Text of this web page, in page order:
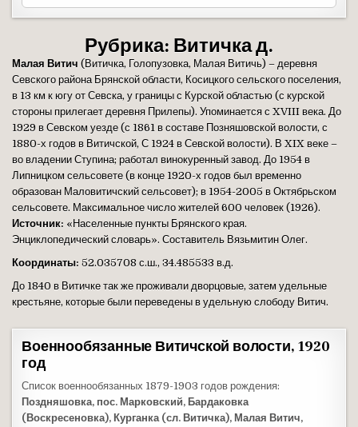
Рубрика: Витичка д.
Малая Витич (Витичка, Голопузовка, Малая Витичь) – деревня
Севского района Брянской области, Косицкого сельского поселения,
в 13 км к югу от Севска, у границы с Курской областью (с курской
стороны прилегает деревня Прилепы). Упоминается с XVIII века. До
1929 в Севском уезде (с 1861 в составе Позняшовской волости, с
1880-х годов в Витичской, С 1924 в Севской волости). В XIX веке –
во владении Ступина; работал винокуренный завод. До 1954 в
Липницком сельсовете (в конце 1920-х годов был временно
образован Маловитичский сельсовет); в 1954-2005 в Октябрьском
сельсовете. Максимальное число жителей 600 человек (1926).
Источник: «Населенные пункты Брянского края.
Энциклопедический словарь». Составитель Вязьмитин Олег.
Координаты: 52.035708 с.ш., 34.485533 в.д.
До 1840 в Витичке так же проживали дворцовые, затем удельные
крестьяне, которые были переведены в удельную слободу Витич.
Военнообязанные Витичской волости, 1920
год
Список военнообязанных 1879-1903 годов рождения:
Поздняшовка, пос. Марковский, Бардаковка
(Воскресеновка), Курганка (сл. Витичка), Малая Витич,